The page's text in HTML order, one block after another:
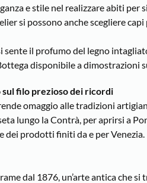
e stile nel realizzare abiti
si possono anche scegliere
il profumo del legno
disponibile a dimostrazioni
sul filo prezioso dei ricordi
omaggio alle tradizioni
lungo la Contrà, per aprirsi a
dei prodotti finiti da e per Venezia.
dal 1876, un’arte antica che